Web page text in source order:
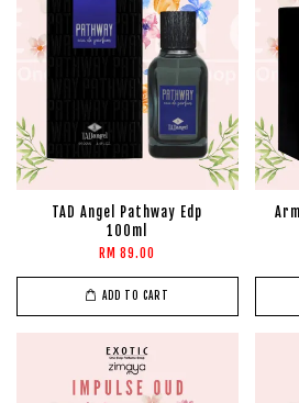
TAD Angel Pathway Edp
100ml
RM 89.00
ADD TO CART